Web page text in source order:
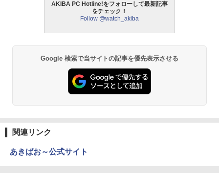
AKIBA PC Hotline!をフォローして最新記事
をチェック！
Follow @watch_akiba
Google 検索で当サイトの記事を優先表示させる
関連リンク
あきばお～公式サイト